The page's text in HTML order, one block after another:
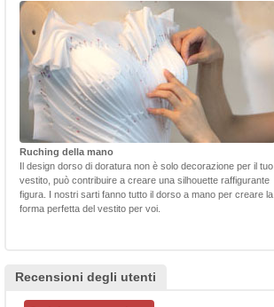
Ruching della mano
Il design dorso di doratura non è solo decorazione per il tuo
vestito, può contribuire a creare una silhouette raffigurante
figura. I nostri sarti fanno tutto il dorso a mano per creare la
forma perfetta del vestito per voi.
Recensioni degli utenti